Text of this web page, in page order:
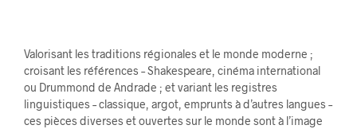
Valorisant les traditions régionales et le monde moderne ;
croisant les références – Shakespeare, cinéma international
ou Drummond de Andrade ; et variant les registres
linguistiques – classique, argot, emprunts à d’autres langues –
ces pièces diverses et ouvertes sur le monde sont à l’image